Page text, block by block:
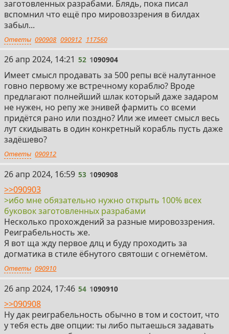
заготовленных разрабами. Блядь, пока писал
вспомнил что ещё про мировоззрения в билдах
забыл...
Ответы 090908 090912 117560
52
26 апр 2024, 14:21 52 1090904
Имеет смысл продавать за 500 репы всё налутанное
говно первому же встречному кораблю? Вроде
предлагают полнейший шлак который даже задаром
не нужен, но репу же энивей фармить со всеми
придётся рано или поздно? Или же имеет смысл весь
лут скидывать в один конкретный корабль пусть даже
задёшево?
Ответы 090912
53
26 апр 2024, 16:59 53 1090908
>>090903
>ибо мне обязательно нужно открыть 100% всех
буковок заготовленных разрабами
Несколько прохождений за разные мировоззрения.
Реиграбельность же.
Я вот ща жду первое длц и буду проходить за
догматика в стиле ёбнутого святоши с огнемётом.
Ответы 090910
54
26 апр 2024, 17:46 54 1090910
>>090908
Ну дак реиграбельность обычно в том и состоит, что
у тебя есть две опции: ты либо пытаешься задавать